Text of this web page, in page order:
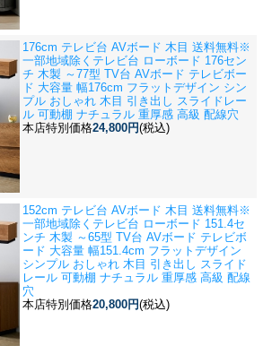
176cm テレビ台 AVボード 木目 送料無料※
一部地域除く テレビ台 ローボード 176セン
チ 木製 ～77型 TV台 AVボード テレビボー
ド 大容量 幅176cm フラットデザイン シン
プル おしゃれ 木目 引き出し スライドレー
ル 可動棚 ナチュラル 重厚感 高級 配線穴
本店特別価格24,800円(税込)
152cm テレビ台 AVボード 木目 送料無料※
一部地域除く テレビ台 ローボード 151.4セ
ンチ 木製 ～65型 TV台 AVボード テレビボ
ード 大容量 幅151.4cm フラットデザイン
シンプル おしゃれ 木目 引き出し スライド
レール 可動棚 ナチュラル 重厚感 高級 配線
穴
本店特別価格20,800円(税込)